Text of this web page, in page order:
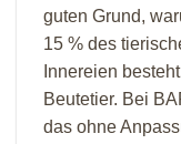
guten Grund,
15 % des
Innereien
Beutetier. Bei
das ohne